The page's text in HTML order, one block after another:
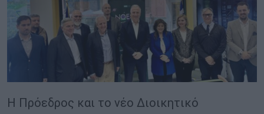
Η Πρόεδρος και το νέο Διοικητικό